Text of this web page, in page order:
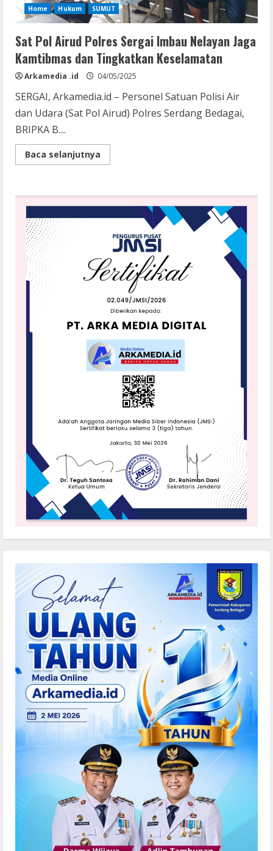
Home Hukum SUMUT
Sat Pol Airud Polres Sergai Imbau Nelayan Jaga
Kamtibmas dan Tingkatkan Keselamatan
Arkamedia .id 04/05/2025
SERGAI, Arkamedia.id – Personel Satuan Polisi Air
dan Udara (Sat Pol Airud) Polres Serdang Bedagai,
BRIPKA B....
Baca selanjutnya
more
Airud
Polres
Imbau
Jaga
Kamtibmas
dan
Tingkatkan
Keselamatan